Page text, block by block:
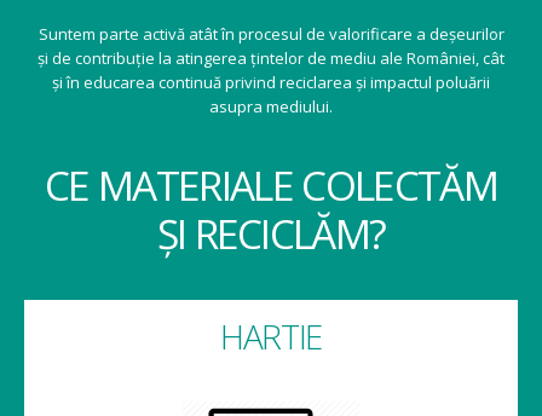
Suntem parte activă atât în procesul de valorificare a deșeurilor
și de contribuție la atingerea țintelor de mediu ale României, cât
și în educarea continuă privind reciclarea și impactul poluării
asupra mediului.
CE MATERIALE COLECTĂM
ȘI RECICLĂM?
HARTIE